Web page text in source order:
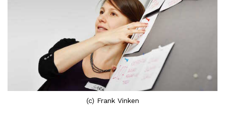
(c) Frank Vinken